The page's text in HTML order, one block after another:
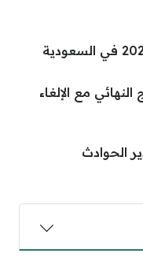
مع الإلغاء
الحوادث